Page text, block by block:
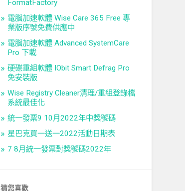
FormatFactory
電腦加速軟體 Wise Care 365 Free 專
業版序號免費供應中
電腦加速軟體 Advanced SystemCare
Pro 下載
硬碟重組軟體 IObit Smart Defrag Pro
免安裝版
Wise Registry Cleaner清理/重組登錄檔
系統最佳化
統一發票9 10月2022年中獎號碼
星巴克買一送一2022活動日期表
7 8月統一發票對獎號碼2022年
猜您喜歡